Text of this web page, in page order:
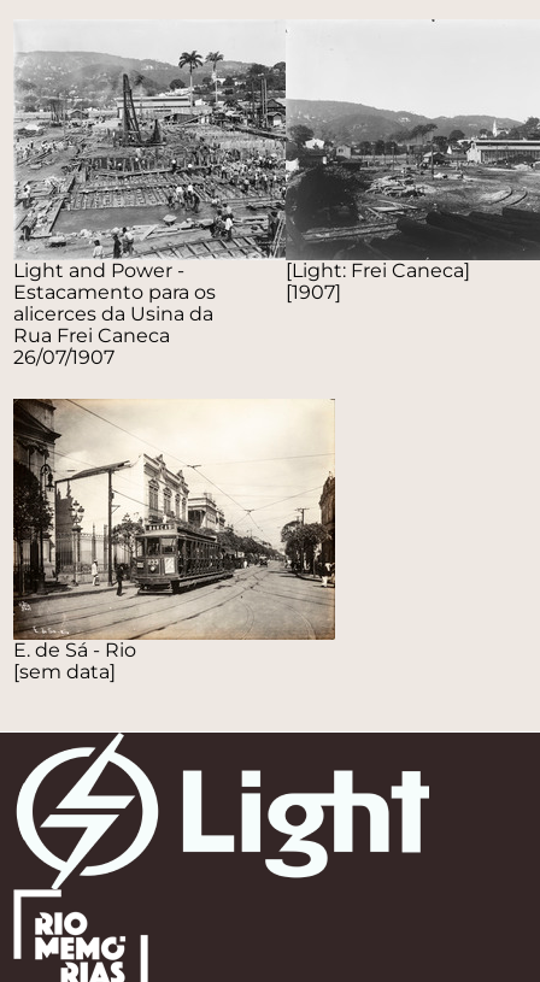
Light and Power -
Estacamento para os
alicerces da Usina da
Rua Frei Caneca
26/07/1907
[Light: Frei Caneca]
[1907]
E. de Sá - Rio
[sem data]